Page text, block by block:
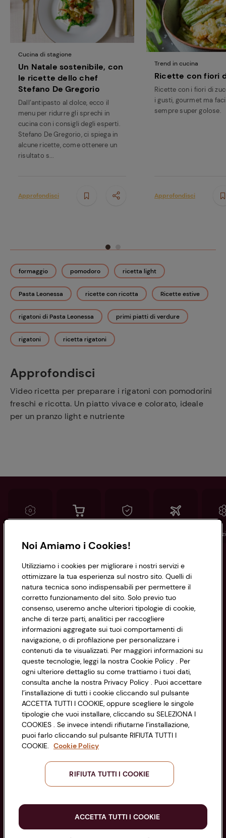
formaggio pomodoro ricetta light
Pasta Leonessa ricette con ricotta Ricette estive
rigatoni di Pasta Leonessa primi piatti di verdure
rigatoni ricetta rigatoni
Approfondisci
Video ricetta per preparare i rigatoni con pomodorini
freschi e ricotta. Un piatto vivace e colorato, ideale
per un pranzo light e nutriente
Cucina di stagione
Un Natale sostenibile, con
le ricette dello chef
Stefano De Gregorio
Dall’antipasto al dolce, ecco il
menu per ridurre gli sprechi in
cucina con i consigli degli esperti.
Stefano De Gregorio, ci spiega in
alcune ricette, come ottenere un
risultato s...
Approfondisci
Trend in cucina
Ricette con fiori
Ricette con i fiori di
i gusti, gourmet ma
sempre super golose.
Approfondisci
Informazioni
Privacy Policy
Cookie Policy
Impostazioni Cookie
Accessibilità
CONAD SOCIETÀ COOPERATIVA
Via Michelino, 59 | 40127 BOLOGNA
Codice Fiscale e Registro Imprese
di Bologna 00865960157
PARTITA IVA 03320960374
Servizio clienti
Seguici sui Social:
Scarica l'app
Noi Amiamo i Cookies!
Utilizziamo i cookies per migliorare i nostri servizi e
ottimizzare la tua esperienza sul nostro sito. Quelli di
natura tecnica sono indispensabili per permettere il
corretto funzionamento del sito. Solo previo tuo
consenso, useremo anche ulteriori tipologie di cookie,
anche di terze parti, analitici per raccogliere
informazioni aggregate sui tuoi comportamenti di
navigazione, o di profilazione per personalizzare i
contenuti da te visualizzati. Per maggiori informazioni su
queste tecnologie, leggi la nostra Cookie Policy . Per
ogni ulteriore dettaglio su come trattiamo i tuoi dati,
consulta anche la nostra Privacy Policy . Puoi accettare
l’installazione di tutti i cookie cliccando sul pulsante
ACCETTA TUTTI I COOKIE, oppure scegliere le singole
tipologie che vuoi installare, cliccando su SELEZIONA I
COOKIES . Se invece intendi rifiutarne l’installazione,
puoi farlo cliccando sul pulsante RIFIUTA TUTTI I
COOKIE. Cookie Policy
RIFIUTA TUTTI I COOKIE
ACCETTA TUTTI I COOKIE